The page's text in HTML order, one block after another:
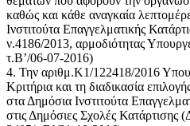
καθώς και κάθε αναγκαία
Ινστιτούτα Επαγγελματικής
ν.4186/2013, αρμοδιότητας
τ.Β’/06-07-2016)
4. Την αριθμ.Κ1/122418/2016
Κριτήρια και τη διαδικασία
στα Δημόσια Ινστιτούτα
στις Δημόσιες Σχολές